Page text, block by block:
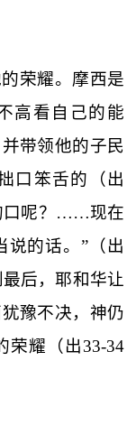
荣耀。摩西是
高看自己的能
带领他的子民
口笨舌的（出
口呢？……现在
说的话。”（出
后，耶和华让
豫不决，神仍
荣耀（出33-34